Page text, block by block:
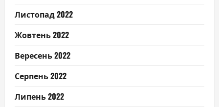
Листопад 2022
Жовтень 2022
Вересень 2022
Серпень 2022
Липень 2022